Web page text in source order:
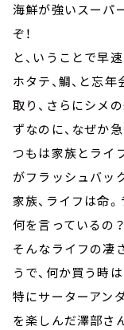
海鮮が強いスーパ
ぞ！
と、いうことで早
ホタテ、鯛、と忘
取り、さらにシメ
ずなのに、なぜか
つもは家族とライ
がフラッシュバッ
家族、ライフは命
何を言っているの？
そんなライフの凄
うで、何か買う時
特にサーターアン
を楽しんだ澤部さ